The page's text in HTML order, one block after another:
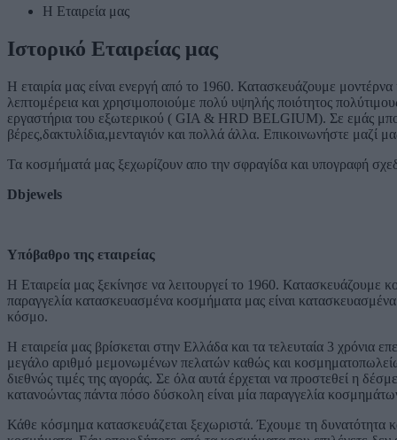
Η Εταιρεία μας
Ιστορικό Εταιρείας μας
Η εταιρία μας είναι ενεργή από το 1960. Κατασκευάζουμε
λεπτομέρεια και χρησιμοποιούμε πολύ υψηλής ποιότητος
εργαστήρια του εξωτερικού ( GIA & HRD BELGIUM). Σε εμάς
βέρες,δακτυλίδια,μενταγιόν και πολλά άλλα. Επικοινωνήστε μαζί
Τα κοσμήματά μας ξεχωρίζουν απο την σφραγίδα και υπογραφή
Dbjewels
Υπόβαθρο της εταιρείας
Η Εταιρεία μας ξεκίνησε να λειτουργεί το 1960. Κατασκευάζουμε
παραγγελία κατασκευασμένα κοσμήματα μας είναι
κόσμο.
Η εταιρεία μας βρίσκεται στην Ελλάδα και τα τελευταία 3 χρόνια
μεγάλο αριθμό μεμονωμένων πελατών καθώς και
διεθνώς τιμές της αγοράς. Σε όλα αυτά έρχεται να προστεθεί η
κατανοώντας πάντα πόσο δύσκολη είναι μία παραγγελία
Κάθε κόσμημα κατασκευάζεται ξεχωριστά. Έχουμε τη δυνατότητα